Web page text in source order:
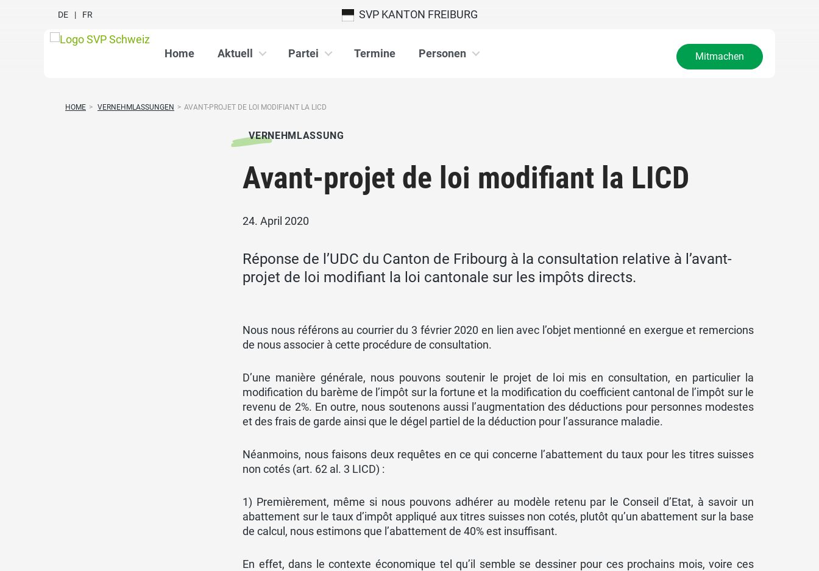
DE FR SVP KANTON FREIBURG
Home Aktuell Partei Termine Personen Mitmachen
HOME > VERNEHMLASSUNGEN > AVANT-PROJET DE LOI MODIFIANT LA LICD
VERNEHMLASSUNG
Avant-projet de loi modifiant la LICD
24. April 2020
Réponse de l’UDC du Canton de Fribourg à la consultation relative à l’avant-
projet de loi modifiant la loi cantonale sur les impôts directs.
Nous nous référons au courrier du 3 février 2020 en lien avec l’objet mentionné en exergue et remercions
de nous associer à cette procédure de consultation.
D’une manière générale, nous pouvons soutenir le projet de loi mis en consultation, en particulier la
modification du barème de l’impôt sur la fortune et la modification du coefficient cantonal de l’impôt sur le
revenu de 2%. En outre, nous soutenons aussi l’augmentation des déductions pour personnes modestes
et des frais de garde ainsi que le dégel partiel de la déduction pour l’assurance maladie.
Néanmoins, nous faisons deux requêtes en ce qui concerne l’abattement du taux pour les titres suisses
non cotés (art. 62 al. 3 LICD) :
1) Premièrement, même si nous pouvons adhérer au modèle retenu par le Conseil d’Etat, à savoir un
abattement sur le taux d’impôt appliqué aux titres suisses non cotés, plutôt qu’un abattement sur la base
de calcul, nous estimons que l’abattement de 40% est insuffisant.
En effet, dans le contexte économique tel qu’il semble se dessiner pour ces prochains mois, voire ces